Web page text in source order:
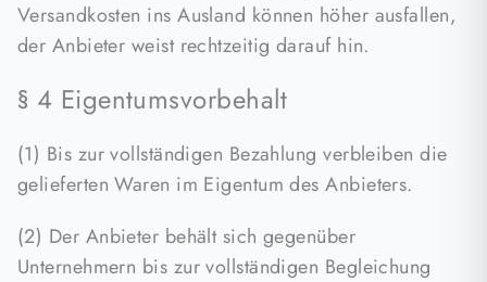
Versandkosten ins Ausland können höher ausfallen,
der Anbieter weist rechtzeitig darauf hin.
§ 4 Eigentumsvorbehalt
(1) Bis zur vollständigen Bezahlung verbleiben die
gelieferten Waren im Eigentum des Anbieters.
(2) Der Anbieter behält sich gegenüber
Unternehmern bis zur vollständigen Begleichung